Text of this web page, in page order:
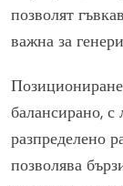
позволят
важна за
балансирано, с
разпределено
позволява